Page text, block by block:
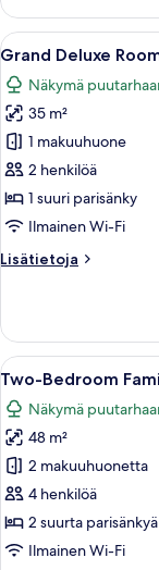
-
Kids
&
Stay
Free
Avaa
kaikki
huonetyypin
Grand
Deluxe
Room
-
Kids
Teens
kuvat
9
Grand Deluxe
Näkymä
35 m²
1 makuuhuone
2 henkilöä
1 suuri parisänky
Ilmainen Wi-Fi
Lisätietoja
Lisätietoja
Room
Kids
Teens
Stay
Free
Avaa
kaikki
huonetyypin
Two-
Bedroom
Family
Room
-
9
Two-Bedroom
Näkymä
48 m²
2 makuuhuonetta
4 henkilöä
2 suurta parisänkyä
Ilmainen Wi-Fi